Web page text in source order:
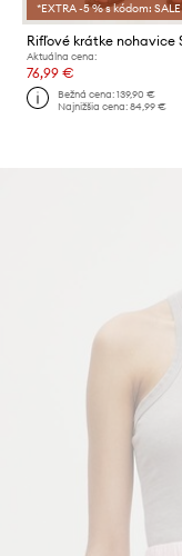
*EXTRA -5 % s kódom: SALE
Aktuálna cena:
76,99 €
Bežná cena:139,90 €
Najnižšia cena:84,99 €